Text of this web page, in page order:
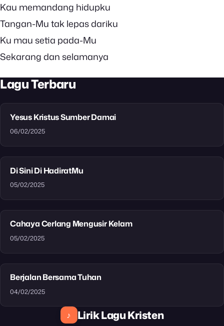
Kau memandang hidupku
Tangan-Mu tak lepas dariku
Ku mau setia pada-Mu
Sekarang dan selamanya
Lagu Terbaru
Yesus Kristus Sumber Damai
06/02/2025
Di Sini Di HadiratMu
05/02/2025
Cahaya Cerlang Mengusir Kelam
05/02/2025
Berjalan Bersama Tuhan
04/02/2025
♪ Lirik Lagu Kristen